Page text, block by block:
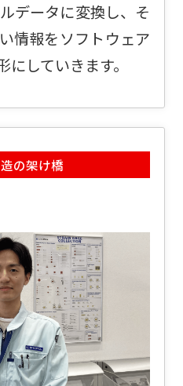
データに変換し、そ
情報をソフトウェア
していきます。
の架け橋